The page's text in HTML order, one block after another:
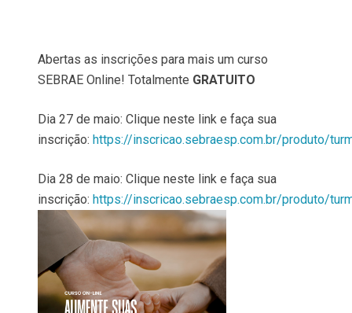
Abertas as inscrições para mais um curso
SEBRAE Online! Totalmente GRATUITO
Dia 27 de maio: Clique neste link e faça sua
inscrição: https://inscricao.sebraesp.com.br/produto/
Dia 28 de maio: Clique neste link e faça sua
inscrição: https://inscricao.sebraesp.com.br/produto/